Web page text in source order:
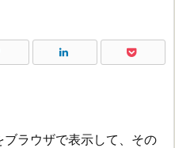
ラウザで表示して、その